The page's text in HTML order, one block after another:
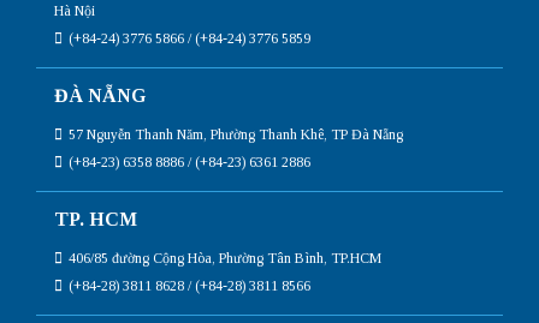
Hà Nội
(+84-24) 3776 5866 / (+84-24) 3776 5859
ĐÀ NẴNG
57 Nguyễn Thanh Năm, Phường Thanh Khê, TP Đà Nẵng
(+84-23) 6358 8886 / (+84-23) 6361 2886
TP. HCM
406/85 đường Cộng Hòa, Phường Tân Bình, TP.HCM
(+84-28) 3811 8628 / (+84-28) 3811 8566